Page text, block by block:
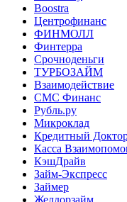
Boostra
Центрофинанс
ФИНМОЛЛ
Финтерра
Срочноденьги
ТУРБОЗАЙМ
Взаимодействие
СМС Финанс
Рубль.ру
Микроклад
Кредитный
Касса
КэшДрайв
Займ-Экспресс
Займер
Желдорзайм